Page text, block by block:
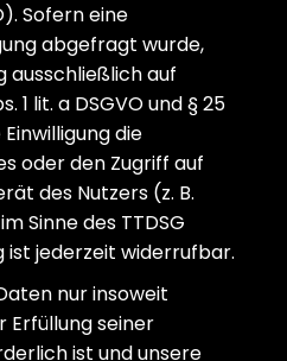
Sofern eine
abgefragt wurde,
auf
1 lit. a DSGVO und § 25
Einwilligung die
oder den Zugriff auf
des Nutzers (z. B.
Sinne des TTDSG
ist jederzeit widerrufbar.
nur insoweit
Erfüllung seiner
ist und unsere